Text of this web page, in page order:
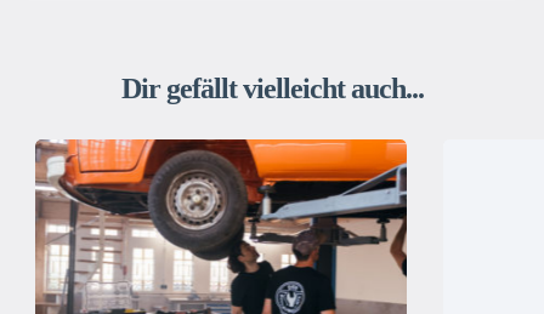
Dir gefällt vielleicht auch...